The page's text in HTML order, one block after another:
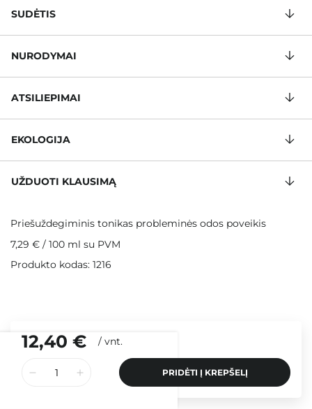
12,40 € / vnt.
PRIDĖTI Į KREPŠELĮ
SUDĖTIS
NURODYMAI
ATSILIEPIMAI
EKOLOGIJA
UŽDUOTI KLAUSIMĄ
Priešuždegiminis tonikas probleminės odos poveikis
7,29 € / 100 ml su PVM
Produkto kodas: 1216